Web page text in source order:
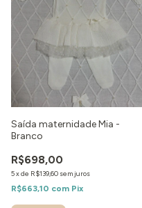
Saída maternidade Mia -
Branco
R$698,00
5xde R$139,60 sem juros
R$663,10 com Pix